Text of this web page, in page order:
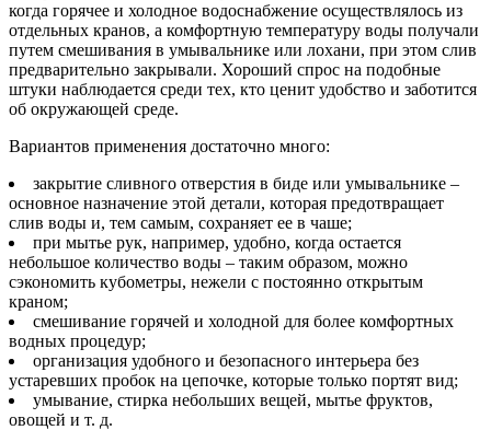
когда горячее и холодное водоснабжение осуществлялось из
отдельных кранов, а комфортную температуру воды получали
путем смешивания в умывальнике или лохани, при этом слив
предварительно закрывали. Хороший спрос на подобные
штуки наблюдается среди тех, кто ценит удобство и заботится
об окружающей среде.
Вариантов применения достаточно много:
закрытие сливного отверстия в биде или умывальнике –
основное назначение этой детали, которая предотвращает
слив воды и, тем самым, сохраняет ее в чаше;
при мытье рук, например, удобно, когда остается
небольшое количество воды – таким образом, можно
сэкономить кубометры, нежели с постоянно открытым
краном;
смешивание горячей и холодной для более комфортных
водных процедур;
организация удобного и безопасного интерьера без
устаревших пробок на цепочке, которые только портят вид;
умывание, стирка небольших вещей, мытье фруктов,
овощей и т. д.